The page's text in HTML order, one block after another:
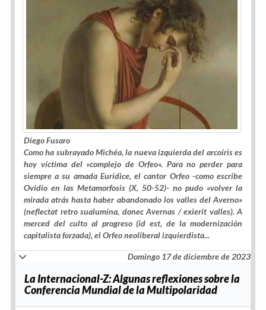
Diego Fusaro
Como ha subrayado Michéa, la nueva izquierda del arcoírises
hoy víctima del «complejo de Orfeo«. Para no perder para
siempre a su amada Eurídice, el cantor Orfeo -como escribe
Ovidio en las Metamorfosis (X, 50-52)- no pudo «volver la
mirada atrás hasta haber abandonado los valles del Averno»
(neflectat retro sualumina, donec Avernas / exierit valles). A
merced del culto al progreso (id est, de la modernización
capitalista forzada), el Orfeo neoliberal izquierdista...
Domingo 17 de diciembre de 2023
La Internacional-Z: Algunas reflexiones sobre la
Conferencia Mundial de la Multipolaridad